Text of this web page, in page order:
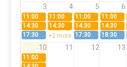
3 4 5 6
11:00 11:00 11:00 11:00
14:30
14:30 14:30 14:30
17:30
+2 more 17:30 18:30
10 11 12 13
11:00